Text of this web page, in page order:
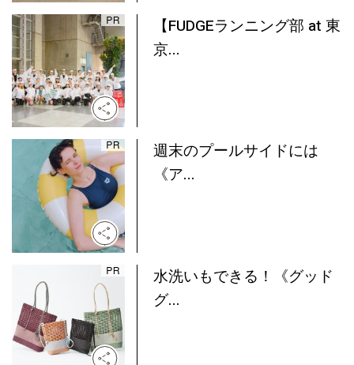
【FUDGEランニング部 at 東
京...
週末のプールサイドには
《ア...
水洗いもできる！《グッド
グ...